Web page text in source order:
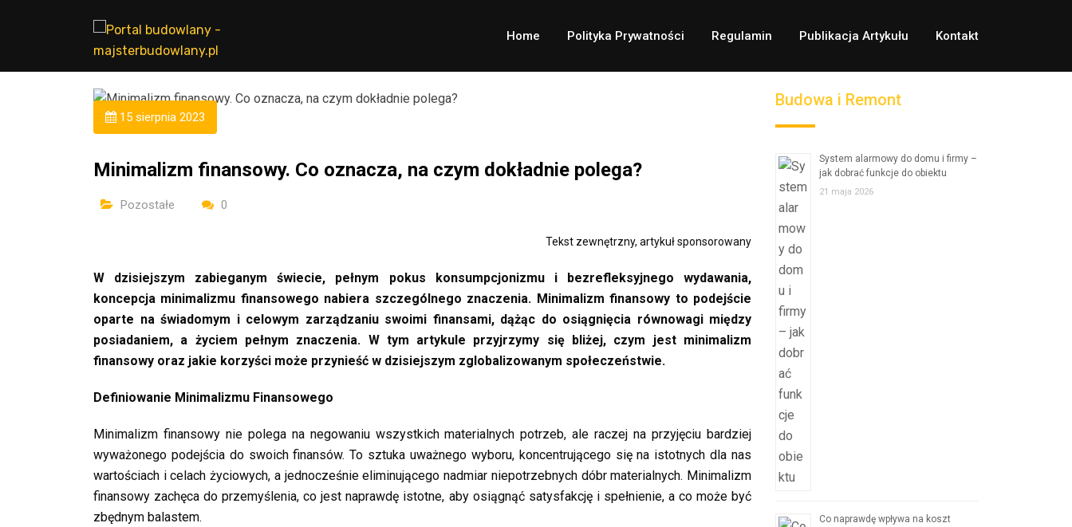
Home Polityka Prywatności Regulamin Publikacja Artykułu Kontakt
15 sierpnia 2023
Minimalizm finansowy. Co oznacza, na czym dokładnie polega?
Pozostałe 0
Tekst zewnętrzny, artykuł sponsorowany
W dzisiejszym zabieganym świecie, pełnym pokus konsumpcjonizmu i bezrefleksyjnego wydawania,
koncepcja minimalizmu finansowego nabiera szczególnego znaczenia. Minimalizm finansowy to podejście
oparte na świadomym i celowym zarządzaniu swoimi finansami, dążąc do osiągnięcia równowagi między
posiadaniem, a życiem pełnym znaczenia. W tym artykule przyjrzymy się bliżej, czym jest minimalizm
finansowy oraz jakie korzyści może przynieść w dzisiejszym zglobalizowanym społeczeństwie.
Definiowanie Minimalizmu Finansowego
Minimalizm finansowy nie polega na negowaniu wszystkich materialnych potrzeb, ale raczej na przyjęciu bardziej
wyważonego podejścia do swoich finansów. To sztuka uważnego wyboru, koncentrującego się na istotnych dla nas
wartościach i celach życiowych, a jednocześnie eliminującego nadmiar niepotrzebnych dóbr materialnych. Minimalizm
finansowy zachęca do przemyślenia, co jest naprawdę istotne, aby osiągnąć satysfakcję i spełnienie, a co może być
zbędnym balastem.
Budowa i Remont
System alarmowy do domu i firmy –
jak dobrać funkcje do obiektu
21 maja 2026
Co naprawdę wpływa na koszt